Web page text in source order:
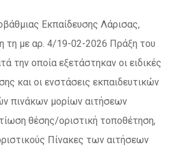
Εκπαίδευσης Λάρισας,
τη με αρ. 4/19-02-2026 Πράξη του
την οποία εξετάστηκαν οι ειδικές
και οι ενστάσεις εκπαιδευτικών
πινάκων μορίων αιτήσεων
θέσης/οριστική τοποθέτηση,
Πίνακες των αιτήσεων